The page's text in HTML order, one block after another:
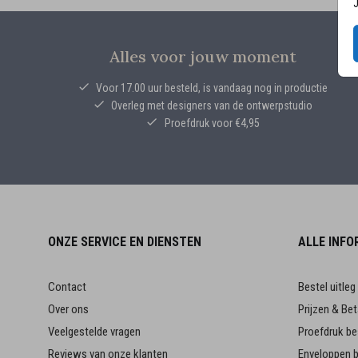
Alles voor jouw moment
Voor 17.00 uur besteld, is vandaag nog in productie
Overleg met designers van de ontwerpstudio
Proefdruk voor €4,95
ONZE SERVICE EN DIENSTEN
Contact
Over ons
Veelgestelde vragen
Reviews van onze klanten
ALLE
Bestel uitleg
Prijzen &
Proefdruk
Enveloppen